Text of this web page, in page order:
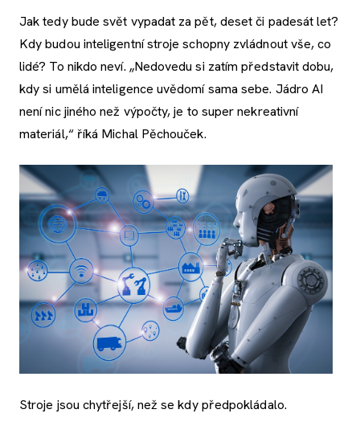
Jak tedy bude svět vypadat za pět, deset či padesát let?
Kdy budou inteligentní stroje schopny zvládnout vše, co
lidé? To nikdo neví. „Nedovedu si zatím představit dobu,
kdy si umělá inteligence uvědomí sama sebe. Jádro AI
není nic jiného než výpočty, je to super nekreativní
materiál,“ říká Michal Pěchouček.
Stroje jsou chytřejší, než se kdy předpokládalo.